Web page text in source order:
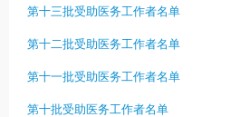
第十三批受助医务工作者名单
第十二批受助医务工作者名单
第十一批受助医务工作者名单
第十批受助医务工作者名单